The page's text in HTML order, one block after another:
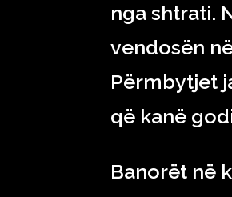
nga shtrati.
vendosën
Përmbytjet
që kanë
Banorët në